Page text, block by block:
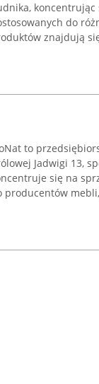
do
znajdują
to
Jadwigi 13,
się na
producentów